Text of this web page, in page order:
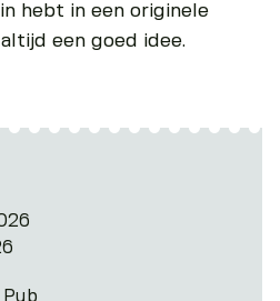
hebt in een originele
een goed idee.
Pub